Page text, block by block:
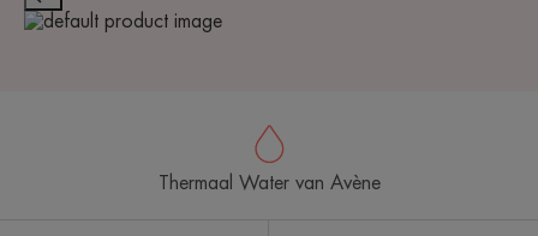
Thermaal Water van Avène